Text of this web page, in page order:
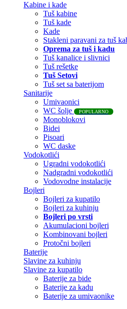
Kabine i kade
Tuš kabine
Tuš kade
Kade
Stakleni paravani za tuš
Oprema za tuš i kadu
Tuš kanalice i slivnici
Tuš rešetke
Tuš Setovi
Tuš set sa baterijom
Sanitarije
Umivaonici
WC šolje
POPULARNO
Monoblokovi
Bidei
Pisoari
WC daske
Vodokotlići
Ugradni vodokotlići
Nadgradni vodokotlići
Vodovodne instalacije
Bojleri
Bojleri za kupatilo
Bojleri za kuhinju
Bojleri po vrsti
Akumulacioni bojleri
Kombinovani bojleri
Protočni bojleri
Baterije
Slavine za kuhinju
Slavine za kupatilo
Baterije za bide
Baterije za kadu
Baterije za umivaonike